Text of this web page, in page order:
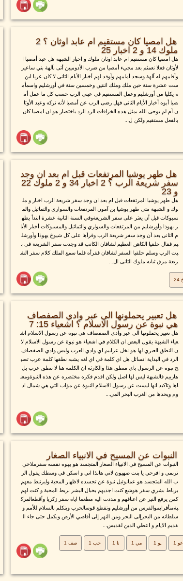
هل امصيا كان مستقيم ام عابد اوثان ؟ 2
ملوك 14 و 2 اخبار 25
هل امصيا كان مستقيم ام عابد اوثان ملوك و اخبار الشبهة هل عبد أمصيا ا
لأوثان فعلا نعمثم بعد مجيء أمصيا من ضرب الأدوميين أتى بآلهة بني ساعير
وأقامهم له آلهة وسجد أمامهم وأوقد لهم أخبار الأيام الثانى لا كان عزيا ابن
ست عشرة سنة حين ملك وملك اثنتين وخمسين سنة في أورشليم واسمأم
ه يكليا من أورشليم وعمل المستقيم في عيني الرب حسب كل ما عمل أم
صيا أبوه أخبار الأيام الثانى فهل رضى الرب عن أمصيا لأنه تركه وعبد الأوثا
ن أم لم يوحى الله بمثل هذه الخرافات الرد الرد باختصار هو ان امصيا كان
بالفعل مستقيم ولكن ل...
هل طهر يوشيا المرتفعات قبل ام بعد ان وجد
سفر شريعة الرب ؟ 2 اخبار 34 و 2 ملوك 22
و 23
هل طهر يوشيا المرتفعات قبل ام بعد ان وجد سفر شريعة الرب اخبار و مل
وك و الشبهة متى طهر يوشيا بن آمون المرتفعات والسوارى والتماثيل والم
سبوكات قبل أن يعثر على سفر الشريعةوفي السنة الثانية عشرة ابتدأ يطه
ر يهوذا وأورشليم من المرتفعات والسواري والتماثيل والمسبوكات أخبار الأيا
م الثانى بعد أن وجد سفر شريعة الرب وقرأها على كل شيوخ يهوذا وأورشل
يم فقال حلقيا الكاهن العظيم لشافان الكاتب قد وجدت سفر الشريعة في ب
يت الرب وسلم حلقيا السفر لشافان فقرأه فلما سمع الملك كلام سفر الش
ريعة مزق ثيابه ملوك الثانى ال...
هل تعبير يحملونها الي عبر وادي الصفصاف
هي نبوة عن رسول الاسلام ؟ اشعياء 15: 7
هل تعبير يحملونها الي عبر وادي الصفصاف هي نبوة عن رسول الاسلام اش
عياء الشبهة يقول البعض ان الكلام في اشعياء هو نبوة عن رسول الاسلام لا
ن النطق العبري لها هو نخل عرابيم اي وادي العرب وليس وادي الصفصاف
الرد في البداية اتسائل هل اي كلمة في اي لغه يشبه نطقها كلمة عرب تصب
ح نبوة عن الرسول باي منطق هذا والكارثة ان الكلمة هنا لا تنطق عرب بل
هاربيم فالشبهة ليس لها اصل ولكن اقدم فكره مختصره عن هذه النبوةومعن
اها وتاكيد انها ليست عن رسول الاسلام النبوة عن مؤاب التي هي شمال اد
وم ويحدها من الغرب البحر المي...
النبوات عن المسيح في الانبياء الصغار
النبوات عن المسيح في الانبياء الصغار المتجسد هو يهوه نفسه سفرملاخي
ترنمي و افرحي يا بنت صهيون لاني هانذا اتي و اسكن في وسطك يقول الر
ب الله المتجسد هو عمانوئيل نبوة عن تجسده لاظهار المحبة وليرتبط معهم
برباط بشري سفر هوشع كنت اجذبهم بحبال البشر بربط المحبة و كنت لهم
كمن يرفع النير عن اعناقهم و مددت اليه مطعما اياه سفر زكريا وأقطعالمرك
بةمنأفرايموالفرس من أورشليم وتقطع قوسالحرب ويتكلم بالسلام للأمم و
سلطانه من البحرإلى البحر ومن النهر إلى أقاصي الأرض ويكمل حتى جاء ال
قديم الايام و اعطي الدين لقديس...
عو 1 يو 1 مي 1 نا 1 حب 1 صف 1